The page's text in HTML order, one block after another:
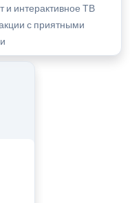
и интерактивное ТВ
с приятными